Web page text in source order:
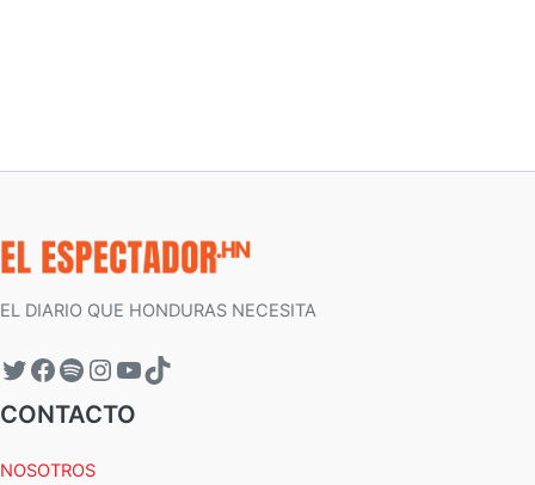
EL DIARIO QUE HONDURAS NECESITA
CONTACTO
NOSOTROS